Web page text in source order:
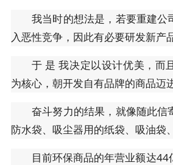
我当时的想法是，若要重建公
入恶性竞争，因此有必要研发新产品
于 是 我决定以设计优美，而
为核心，朝开发自有品牌的商品迈进
奋斗努力的结果，就像随此信
防水袋、吸尘器用的纸袋、吸油袋
目前环保商品的年营业额达44